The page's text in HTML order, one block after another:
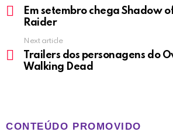
moreEm setembro chega Shadow
Raider
Next article
Trailers dos personagens do
Walking Dead